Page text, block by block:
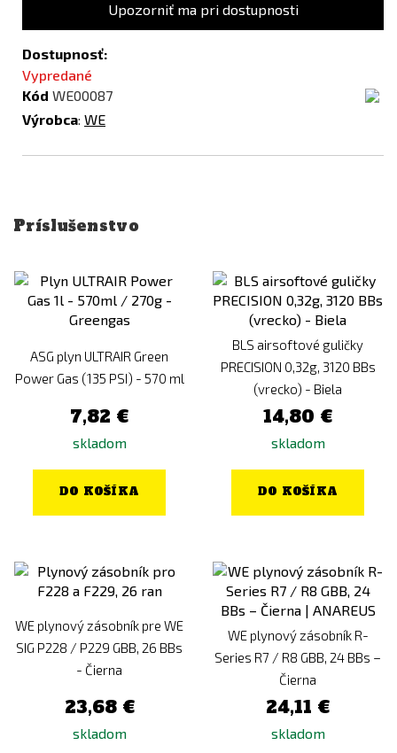
Upozorniť ma pri dostupnosti
Dostupnosť:
Vypredané
Kód WE00087
Výrobca: WE
Príslušenstvo
ASG plyn ULTRAIR Green
Power Gas (135 PSI) - 570 ml
7,82 €
skladom
DO KOŠÍKA
BLS airsoftové guličky
PRECISION 0,32g, 3120 BBs
(vrecko) - Biela
14,80 €
skladom
DO KOŠÍKA
WE plynový zásobník pre WE
SIG P228 / P229 GBB, 26 BBs
- Čierna
23,68 €
skladom
WE plynový zásobník R-
Series R7 / R8 GBB, 24 BBs –
Čierna
24,11 €
skladom